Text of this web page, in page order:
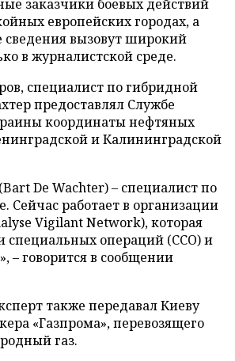
заказчики боевых действий
европейских городах, а
сведения вызовут широкий
в журналистской среде.
специалист по гибридной
предоставлял Службе
координаты нефтяных
и Калининградской
De Wachter) – специалист по
Сейчас работает в организации
Vigilant Network), которая
специальных операций (ССО) и
– говорится в сообщении
также передавал Киеву
«Газпрома», перевозящего
газ.